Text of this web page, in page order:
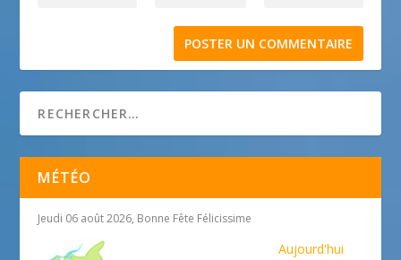
MÉTÉO
Jeudi 06 août 2026, Bonne Fête Félicissime
Aujourd'hui